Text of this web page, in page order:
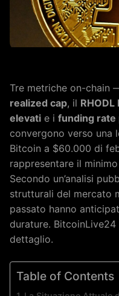
Tre metriche on-chain
realized cap, il
elevati e i funding rate
convergono verso una
Bitcoin a $60.000 di
rappresentare il
Secondo un’analisi
strutturali del mercato
passato hanno
durature.
dettaglio.
Table of Contents